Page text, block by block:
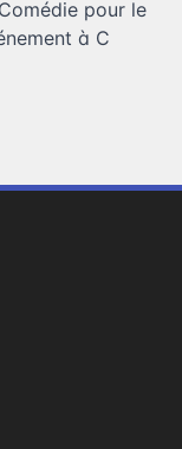
pour le
à C